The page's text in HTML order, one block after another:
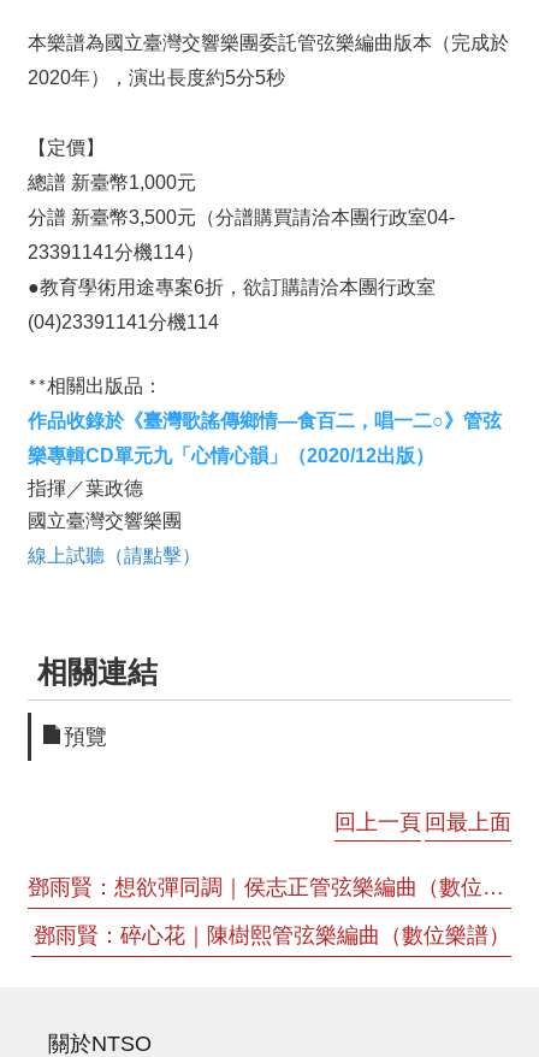
n
g
h
本樂譜為國立臺灣交響樂團委託管弦樂編曲版本（完成於
2020年），演出長度約5分5秒
【定價】
總譜 新臺幣1,000元
分譜 新臺幣3,500元（分譜購買請洽本團行政室04-
23391141分機114）
●教育學術用途專案6折，欲訂購請洽本團行政室
(04)23391141分機114
**相關出版品：
作品收錄於《臺灣歌謠傳鄉情—食百二，唱一二○》管弦
樂專輯CD單元九「心情心韻」（2020/12出版）
指揮／葉政德
國立臺灣交響樂團
線上試聽（請點擊）
相關連結
預覽
回上一頁 回最上面
鄧雨賢：想欲彈同調｜侯志正管弦樂編曲（數位樂譜）
鄧雨賢：碎心花｜陳樹熙管弦樂編曲（數位樂譜）
關於NTSO